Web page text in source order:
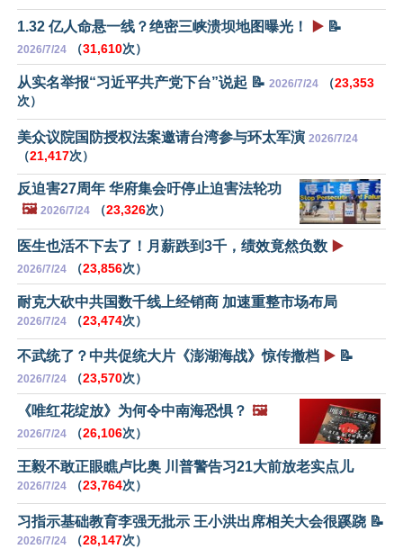
1.32 亿人命悬一线？绝密三峡溃坝地图曝光！ ▶️ 📝
2026/7/24 （31,610次）
从实名举报“习近平共产党下台”说起 📝 2026/7/24 （23,353
次）
美众议院国防授权法案邀请台湾参与环太军演 2026/7/24
（21,417次）
反迫害27周年 华府集会吁停止迫害法轮功
🖼️ 2026/7/24 （23,326次）
医生也活不下去了！月薪跌到3千，绩效竟然负数 ▶️
2026/7/24 （23,856次）
耐克大砍中共国数千线上经销商 加速重整市场布局
2026/7/24 （23,474次）
不武统了？中共促统大片《澎湖海战》惊传撤档 ▶️ 📝
2026/7/24 （23,570次）
《唯红花绽放》为何令中南海恐惧？ 🖼️
2026/7/24 （26,106次）
王毅不敢正眼瞧卢比奥 川普警告习21大前放老实点儿
2026/7/24 （23,764次）
习指示基础教育李强无批示 王小洪出席相关大会很蹊跷 📝
2026/7/24 （28,147次）